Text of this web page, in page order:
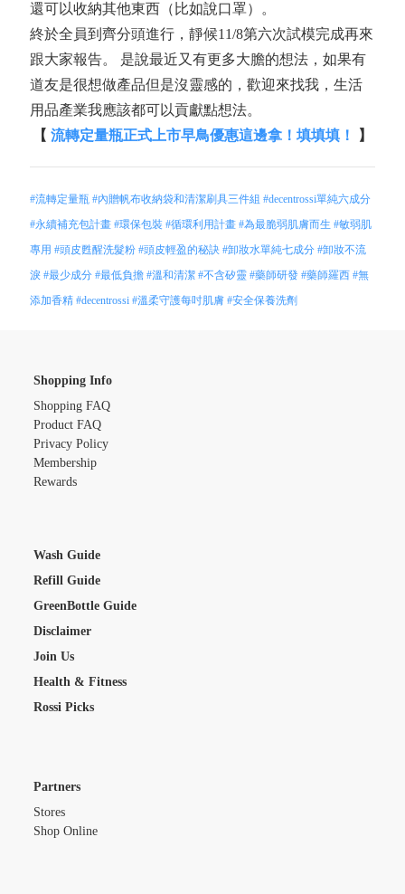
還可以收納其他東西（比如說口罩）。
終於全員到齊分頭進行，靜候11/8第六次試模完成再來
跟大家報告。 是說最近又有更多大膽的想法，如果有
道友是很想做產品但是沒靈感的，歡迎來找我，生活
用品產業我應該都可以貢獻點想法。
【 流轉定量瓶正式上市早鳥優惠這邊拿！填填填！ 】
#流轉定量瓶 #內贈帆布收納袋和清潔刷具三件組 #decentrossi單純六成分
#永續補充包計畫 #環保包裝 #循環利用計畫 #為最脆弱肌膚而生 #敏弱肌
專用 #頭皮甦醒洗髮粉 #頭皮輕盈的秘訣 #卸妝水單純七成分 #卸妝不流
淚 #最少成分 #最低負擔 #溫和清潔 #不含矽靈 #藥師研發 #藥師羅西 #無
添加香精 #decentrossi #溫柔守護每吋肌膚 #安全保養洗劑
Shopping Info
Shopping FAQ
Product FAQ
Privacy Policy
Membership
Rewards
Wash Guide
Refill Guide
GreenBottle Guide
Disclaimer
Join Us
Health & Fitness
Rossi Picks
Partners
Stores
Shop Online